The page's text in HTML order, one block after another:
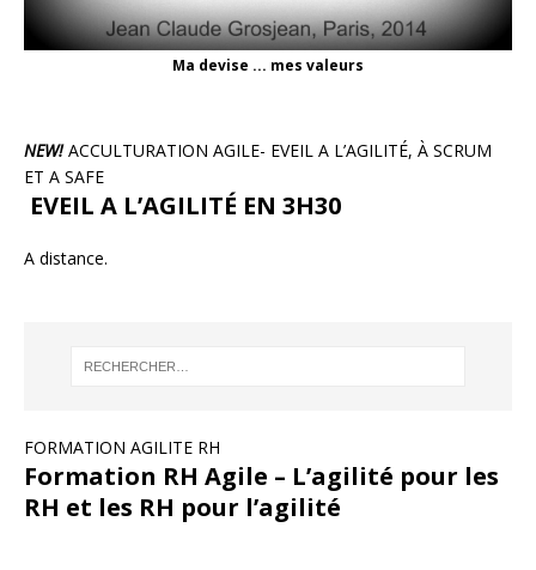
Ma devise ... mes valeurs
NEW!ACCULTURATION AGILE- EVEIL A L’AGILITÉ, À SCRUM
ET A SAFE
EVEIL A L’AGILITÉ EN 3H30
A distance.
FORMATION AGILITE RH
Formation RH Agile – L’agilité pour les
RH et les RH pour l’agilité